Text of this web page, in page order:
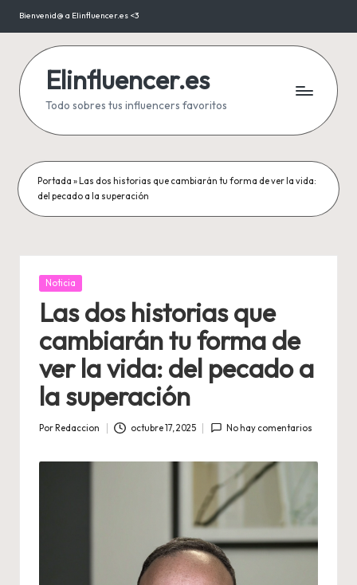
Saltar
contenido
Bienvenid@ a Elinfluencer.es <3
Elinfluencer.es
Todo sobres tus influencers favoritos
Portada » Las dos historias que cambiarán tu forma de ver la vida:
del pecado a la superación
Publicada
Noticia
Las dos historias que
cambiarán tu forma de
ver la vida: del pecado a
la superación
Por Redaccion octubre 17, 2025 No hay comentarios